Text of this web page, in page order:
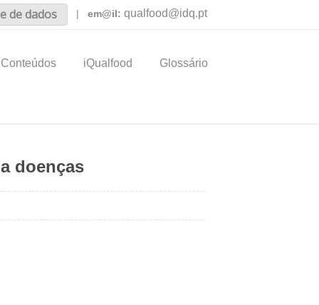
de dados | em@il: qualfood@idq.pt
Conteúdos iQualfood Glossário
doenças